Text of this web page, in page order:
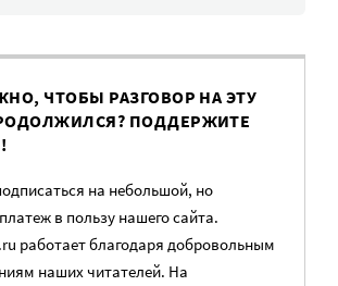
ЧТОБЫ РАЗГОВОР НА ЭТУ
ПОДДЕРЖИТЕ
на небольшой, но
в пользу нашего сайта.
работает благодаря добровольным
наших читателей. На